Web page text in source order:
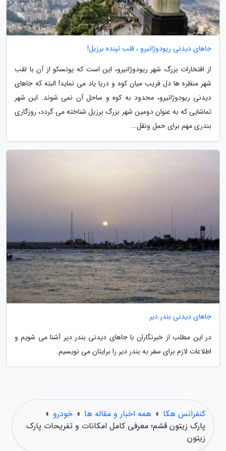
جاهای دیدنی ریودوژانیرو ، قلب تپنده برزیل!
از افتخارات بزرگ شهر ریودوژانیرو، این است که یونسکو از آن با لقب
شهر منظره ها دل فریب میان کوه و دریا یاد می نماید! البته که جاهای
دیدنی ریودوژانیرو، محدود به کوه و ساحل آن نمی شوند. این شهر
تماشایی که به عنوان دومین شهر بزرگ برزیل شناخته می گردد، روزگاری
بندری مهم برای حمل ونقل...
جاهای دیدنی بندر دیر
در این مطلب از خبرنگاران با جاهای دیدنی بندر دیر آشنا می شویم و
اطلاعات لازم برای سفر به بندر دیر را برایتان می نویسیم.
کنفرانس هکا » همه اخبار و مقاله ها » خودرو »
پارک زیتون قشم؛ معرفی کامل امکانات و تفریحات پارک
زیتون